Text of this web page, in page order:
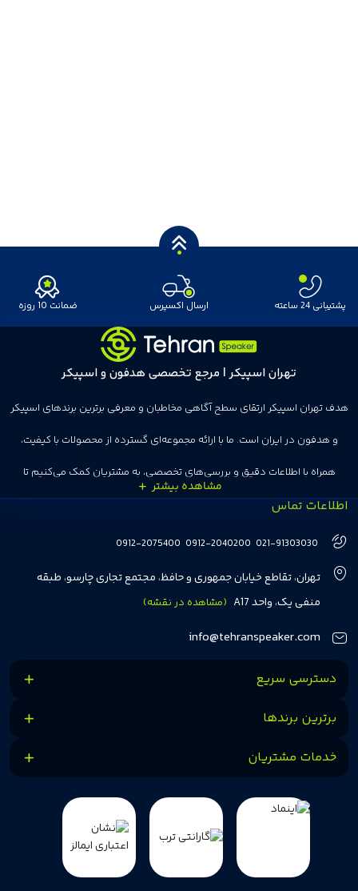
پشتیبانی 24 ساعته ارسال اکسپرس ضمانت 10 روزه
تهران اسپیکر | مرجع تخصصی هدفون و اسپیکر
هدف تهران اسپیکر ارتقای سطح آگاهی مخاطبان و معرفی برترین برندهای اسپیکر
و هدفون در ایران است. ما با ارائه مجموعه‌ای گسترده از محصولات با کیفیت،
همراه با اطلاعات دقیق و بررسی‌های تخصصی، به مشتریان کمک می‌کنیم تا
انتخاب‌های درست و هوشمندانه‌ای داشته باشند. تهران اسپیکر با تجربه‌ای بیش از
هفت سال در این زمینه، بر ایجاد تجربه خریدی آسان، سریع و مطمئن تمرکز دارد تا
مشتریان بتوانند با خیالی آسوده از انتخاب خود لذت ببرند. ما به رضایت و اعتماد
مشتریان اهمیت می‌دهیم و همواره در تلاشیم تا بهترین‌ها را برای آن‌ها فراهم
کنیم.
اطلاعات تماس
021-91303030
0912-2040200
0912-2075400
تهران، تقاطع خیابان جمهوری و حافظ، مجتمع تجاری چارسو، طبقه
منفی یک، واحد A17
(مشاهده در نقشه)
info@tehranspeaker.com
دسترسی سریع
برترین برندها
خدمات مشتریان